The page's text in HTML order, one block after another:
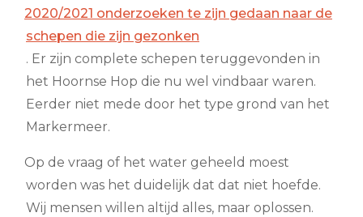
2020/2021 onderzoeken te zijn gedaan naar de
schepen die zijn gezonken
. Er zijn complete schepen teruggevonden in
het Hoornse Hop die nu wel vindbaar waren.
Eerder niet mede door het type grond van het
Markermeer.
Op de vraag of het water geheeld moest
worden was het duidelijk dat dat niet hoefde.
Wij mensen willen altijd alles, maar oplossen.